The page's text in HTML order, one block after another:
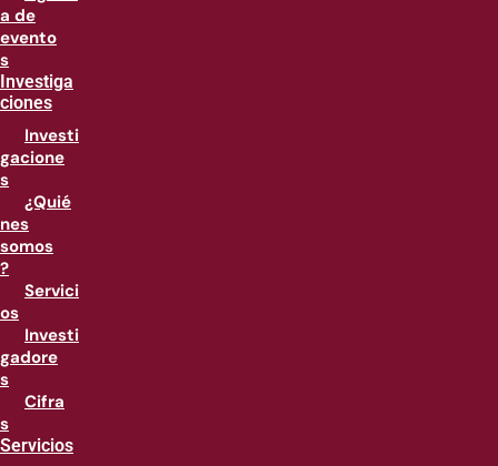
a de
evento
s
Investiga
ciones
Investi
gacione
s
¿Quié
nes
somos
?
Servici
os
Investi
gadore
s
Cifra
s
Servicios